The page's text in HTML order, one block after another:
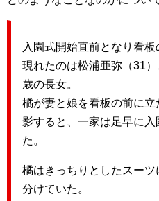
入園式開始直前となり看
現れたのは松浦亜弥（31
歳の長女。
橘が妻と娘を看板の前に
影すると、一家は足早に
た。
橘はきっちりとしたスー
分けていた。